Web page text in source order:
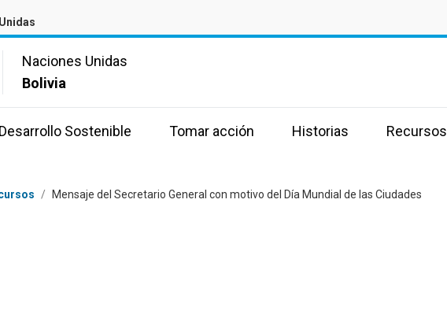
Naciones Unidas
Bolivia
Sostenible Tomar acción Historias Recursos
navegación
/ Mensaje del Secretario General con motivo del Día Mundial de las Ciudades